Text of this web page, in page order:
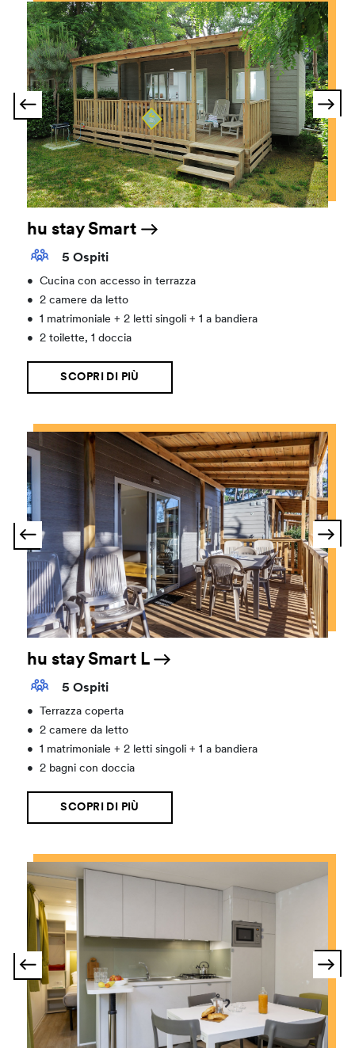
hu stay Smart
5 Ospiti
•
Cucina con accesso in terrazza
•
2 camere da letto
•
1 matrimoniale + 2 letti singoli + 1 a bandiera
•
2 toilette, 1 doccia
SCOPRI DI PIÙ
hu stay Smart L
5 Ospiti
•
Terrazza coperta
•
2 camere da letto
•
1 matrimoniale + 2 letti singoli + 1 a bandiera
•
2 bagni con doccia
SCOPRI DI PIÙ